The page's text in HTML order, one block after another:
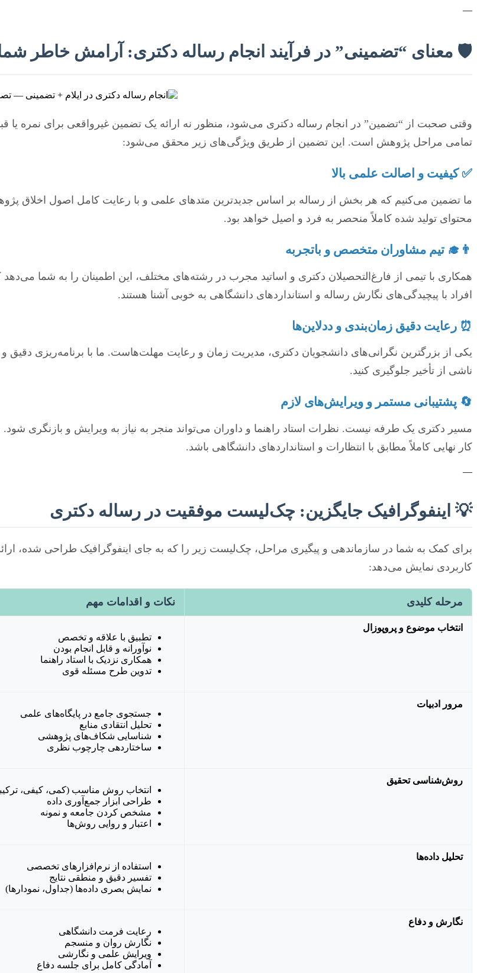
—
🛡️ معنای “تضمینی” در فرآیند انجام رساله دکتری: آرامش خاطر
وقتی صحبت از “تضمین” در انجام رساله دکتری می‌شود، منظور نه ارائه یک تضمین غیرواقعی برای نمره یا
تمامی مراحل پژوهش است. این تضمین از طریق ویژگی‌های زیر محقق می‌شود:
✅ کیفیت و اصالت علمی بالا
ما تضمین می‌کنیم که هر بخش از رساله بر اساس جدیدترین متدهای علمی و با رعایت کامل اصول اخلاق
محتوای تولید شده کاملاً منحصر به فرد و اصیل خواهد بود.
👨‍🎓 تیم مشاوران متخصص و باتجربه
همکاری با تیمی از فارغ‌التحصیلان دکتری و اساتید مجرب در رشته‌های مختلف، این اطمینان را به شما
افراد با پیچیدگی‌های نگارش رساله و استانداردهای دانشگاهی به خوبی آشنا هستند.
⏰ رعایت دقیق زمان‌بندی و ددلاین‌ها
یکی از بزرگترین نگرانی‌های دانشجویان دکتری، مدیریت زمان و رعایت مهلت‌هاست. ما با برنامه‌ریزی
ناشی از تأخیر جلوگیری کنید.
🔄 پشتیبانی مستمر و ویرایش‌های لازم
مسیر دکتری یک طرفه نیست. نظرات استاد راهنما و داوران می‌تواند منجر به نیاز به ویرایش و بازنگری شود.
کار نهایی کاملاً مطابق با انتظارات و استانداردهای دانشگاهی باشد.
—
💡 اینفوگرافیک جایگزین: چک‌لیست موفقیت در رساله دکتری
برای کمک به شما در سازماندهی و پیگیری مراحل، چک‌لیست زیر را که به جای اینفوگرافیک طراحی شده،
کاربردی نمایش می‌دهد:
مرحله کلیدی نکات و اقدامات مهم
انتخاب موضوع و پروپوزال
تطبیق با علاقه و تخصص
نوآورانه و قابل انجام بودن
همکاری نزدیک با استاد راهنما
تدوین طرح مسئله قوی
مرور ادبیات
جستجوی جامع در پایگاه‌های علمی
تحلیل انتقادی منابع
شناسایی شکاف‌های پژوهشی
ساختاردهی چارچوب نظری
روش‌شناسی تحقیق
انتخاب روش مناسب (کمی، کیفی،
طراحی ابزار جمع‌آوری داده
مشخص کردن جامعه و نمونه
اعتبار و روایی روش‌ها
تحلیل داده‌ها
استفاده از نرم‌افزارهای تخصصی
تفسیر دقیق و منطقی نتایج
نمایش بصری داده‌ها (جداول، نمودارها)
نگارش و دفاع
رعایت فرمت دانشگاهی
نگارش روان و منسجم
ویرایش علمی و نگارشی
آمادگی کامل برای جلسه دفاع